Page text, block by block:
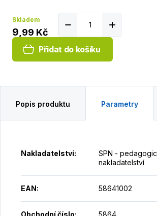
Skladem
9 99 Kč
Přidat do košíku
Popis produktu Parametry
Nakladatelství:
SPN -
nakladatelství
EAN: 58641002
Obchodní číslo: 5864